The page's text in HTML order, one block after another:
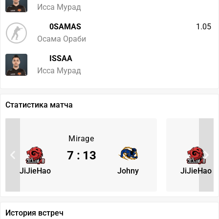
Исса Мурад
0SAMAS
Осама Ораби
1.05
ISSAA
Исса Мурад
Статистика матча
Mirage
JiJieHao Johny
7 : 13
JiJieHao
История встреч